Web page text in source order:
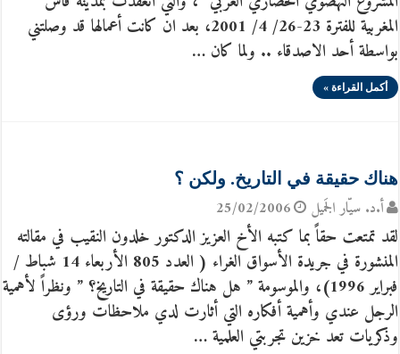
المغربية للفترة 23-26/ 4/ 2001، بعد ان كانت أعمالها قد وصلتني
بواسطة أحد الاصدقاء .. ولما كان …
أكمل القراءة »
هناك حقيقة في التاريخ. ولكن ؟
أ.د. سيّار الجَميل 25/02/2006
لقد تمتعت حقاً بما كتبه الأخ العزيز الدكتور خلدون النقيب في مقالته
المنشورة في جريدة الأسواق الغراء ( العدد 805 الأربعاء 14 شباط /
فبراير 1996)، والموسومة ” هل هناك حقيقة في التاريخ؟ ” ونظراً لأهمية
الرجل عندي وأهمية أفكاره التي أثارت لدي ملاحظات ورؤى
وذكريات تعد خزين تجربتي العلمية …